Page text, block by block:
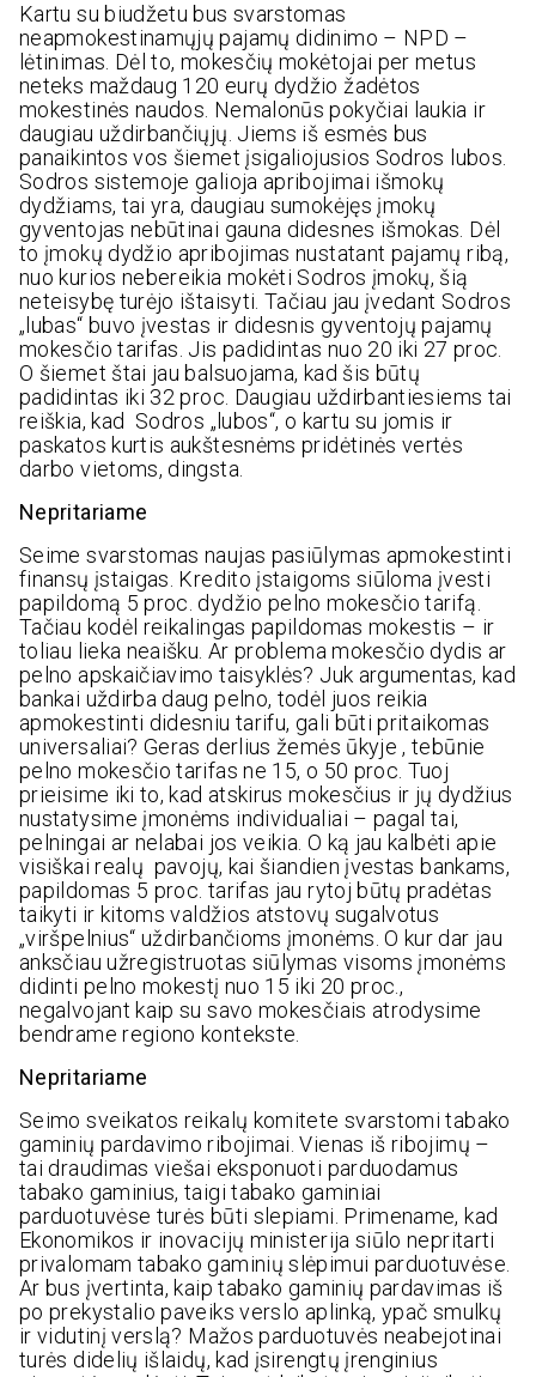
Kartu su biudžetu bus svarstomas
neapmokestinamųjų pajamų didinimo – NPD –
lėtinimas. Dėl to, mokesčių mokėtojai per metus
neteks maždaug 120 eurų dydžio žadėtos
mokestinės naudos. Nemalonūs pokyčiai laukia ir
daugiau uždirbančiųjų. Jiems iš esmės bus
panaikintos vos šiemet įsigaliojusios Sodros lubos.
Sodros sistemoje galioja apribojimai išmokų
dydžiams, tai yra, daugiau sumokėjęs įmokų
gyventojas nebūtinai gauna didesnes išmokas. Dėl
to įmokų dydžio apribojimas nustatant pajamų ribą,
nuo kurios nebereikia mokėti Sodros įmokų, šią
neteisybę turėjo ištaisyti. Tačiau jau įvedant Sodros
„lubas“ buvo įvestas ir didesnis gyventojų pajamų
mokesčio tarifas. Jis padidintas nuo 20 iki 27 proc.
O šiemet štai jau balsuojama, kad šis būtų
padidintas iki 32 proc. Daugiau uždirbantiesiems tai
reiškia, kad Sodros „lubos“, o kartu su jomis ir
paskatos kurtis aukštesnėms pridėtinės vertės
darbo vietoms, dingsta.
Nepritariame
Seime svarstomas naujas pasiūlymas apmokestinti
finansų įstaigas. Kredito įstaigoms siūloma įvesti
papildomą 5 proc. dydžio pelno mokesčio tarifą.
Tačiau kodėl reikalingas papildomas mokestis – ir
toliau lieka neaišku. Ar problema mokesčio dydis ar
pelno apskaičiavimo taisyklės? Juk argumentas, kad
bankai uždirba daug pelno, todėl juos reikia
apmokestinti didesniu tarifu, gali būti pritaikomas
universaliai? Geras derlius žemės ūkyje , tebūnie
pelno mokesčio tarifas ne 15, o 50 proc. Tuoj
prieisime iki to, kad atskirus mokesčius ir jų dydžius
nustatysime įmonėms individualiai – pagal tai,
pelningai ar nelabai jos veikia. O ką jau kalbėti apie
visiškai realų pavojų, kai šiandien įvestas bankams,
papildomas 5 proc. tarifas jau rytoj būtų pradėtas
taikyti ir kitoms valdžios atstovų sugalvotus
„viršpelnius“ uždirbančioms įmonėms. O kur dar jau
anksčiau užregistruotas siūlymas visoms įmonėms
didinti pelno mokestį nuo 15 iki 20 proc.,
negalvojant kaip su savo mokesčiais atrodysime
bendrame regiono kontekste.
Nepritariame
Seimo sveikatos reikalų komitete svarstomi tabako
gaminių pardavimo ribojimai. Vienas iš ribojimų –
tai draudimas viešai eksponuoti parduodamus
tabako gaminius, taigi tabako gaminiai
parduotuvėse turės būti slepiami. Primename, kad
Ekonomikos ir inovacijų ministerija siūlo nepritarti
privalomam tabako gaminių slėpimui parduotuvėse.
Ar bus įvertinta, kaip tabako gaminių pardavimas iš
po prekystalio paveiks verslo aplinką, ypač smulkų
ir vidutinį verslą? Mažos parduotuvės neabejotinai
turės didelių išlaidų, kad įsirengtų įrenginius